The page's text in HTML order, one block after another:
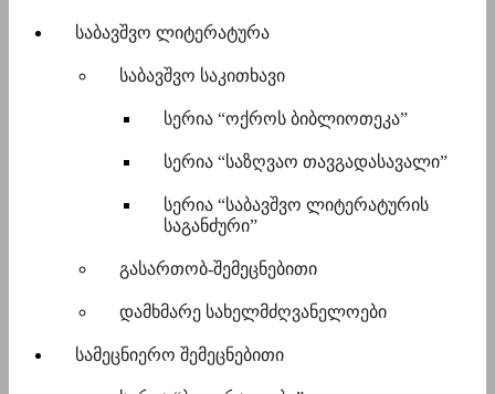
საბავშვო ლიტერატურა
საბავშვო საკითხავი
სერია “ოქროს ბიბლიოთეკა”
სერია “საზღვაო თავგადასავალი”
სერია “საბავშვო ლიტერატურის
საგანძური”
გასართობ-შემეცნებითი
დამხმარე სახელმძღვანელოები
სამეცნიერო შემეცნებითი